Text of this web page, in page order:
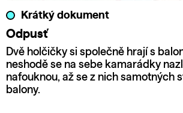
Krátký dokument
Odpusť
Dvě holčičky si společně hrají s
neshodě se na sebe kamarádky
nafouknou, až se z nich samotných
balony.